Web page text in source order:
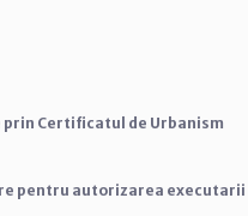
Certificatul de Urbanism
pentru autorizarea